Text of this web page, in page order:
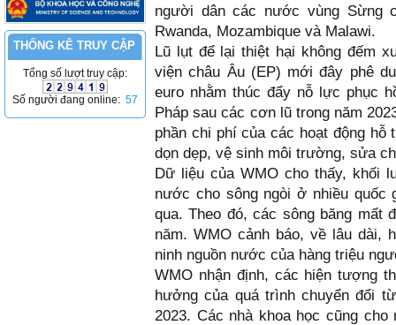
THỐNG KÊ TRUY CẬP
Tổng số lượt truy cập:
Số người đang online: 57
người dân các nước vùng Sừng
Rwanda, Mozambique và Malawi.
Lũ lụt để lại thiệt hại không đếm
viện châu Âu (EP) mới đây phê
euro nhằm thúc đẩy nỗ lực phục
Pháp sau các cơn lũ trong năm
phần chi phí của các hoạt động
dọn dẹp, vệ sinh môi trường, sửa
Dữ liệu của WMO cho thấy, khối
nước cho sông ngòi ở nhiều quốc
qua. Theo đó, các sông băng mất
năm. WMO cảnh báo, về lâu dài,
ninh nguồn nước của hàng triệu
WMO nhận định, các hiện tượng
hưởng của quá trình chuyển đổi
2023. Các nhà khoa học cũng